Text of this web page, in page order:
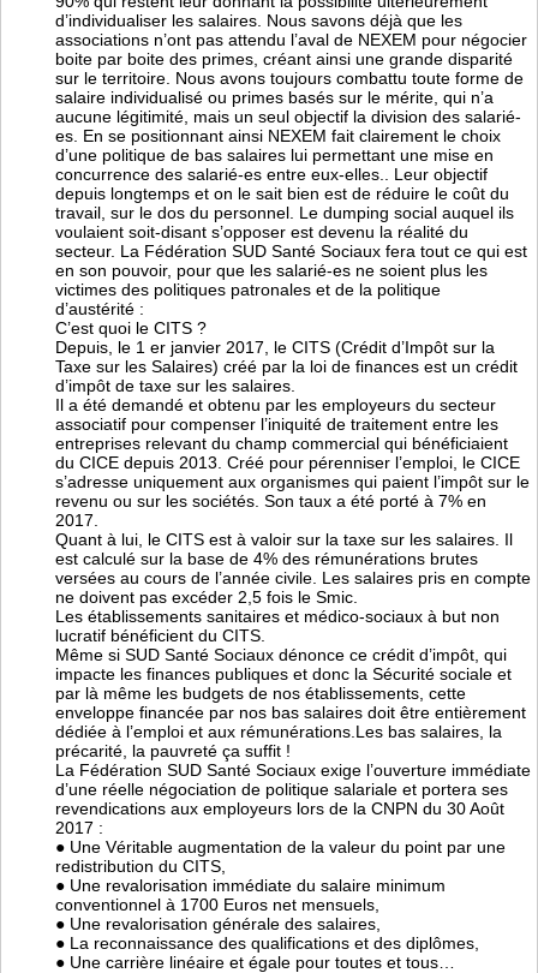
d’individualiser les salaires. Nous savons déjà que les
associations n’ont pas attendu l’aval de NEXEM pour négocier
boite par boite des primes, créant ainsi une grande disparité
sur le territoire. Nous avons toujours combattu toute forme de
salaire individualisé ou primes basés sur le mérite, qui n’a
aucune légitimité, mais un seul objectif la division des salarié-
es. En se positionnant ainsi NEXEM fait clairement le choix
d’une politique de bas salaires lui permettant une mise en
concurrence des salarié-es entre eux-elles.. Leur objectif
depuis longtemps et on le sait bien est de réduire le coût du
travail, sur le dos du personnel. Le dumping social auquel ils
voulaient soit-disant s’opposer est devenu la réalité du
secteur. La Fédération SUD Santé Sociaux fera tout ce qui est
en son pouvoir, pour que les salarié-es ne soient plus les
victimes des politiques patronales et de la politique
d’austérité :
C’est quoi le CITS ?
Depuis, le 1 er janvier 2017, le CITS (Crédit d’Impôt sur la
Taxe sur les Salaires) créé par la loi de finances est un crédit
d’impôt de taxe sur les salaires.
Il a été demandé et obtenu par les employeurs du secteur
associatif pour compenser l’iniquité de traitement entre les
entreprises relevant du champ commercial qui bénéficiaient
du CICE depuis 2013. Créé pour pérenniser l’emploi, le CICE
s’adresse uniquement aux organismes qui paient l’impôt sur le
revenu ou sur les sociétés. Son taux a été porté à 7% en
2017.
Quant à lui, le CITS est à valoir sur la taxe sur les salaires. Il
est calculé sur la base de 4% des rémunérations brutes
versées au cours de l’année civile. Les salaires pris en compte
ne doivent pas excéder 2,5 fois le Smic.
Les établissements sanitaires et médico-sociaux à but non
lucratif bénéficient du CITS.
Même si SUD Santé Sociaux dénonce ce crédit d’impôt, qui
impacte les finances publiques et donc la Sécurité sociale et
par là même les budgets de nos établissements, cette
enveloppe financée par nos bas salaires doit être entièrement
dédiée à l’emploi et aux rémunérations.Les bas salaires, la
précarité, la pauvreté ça suffit !
La Fédération SUD Santé Sociaux exige l’ouverture immédiate
d’une réelle négociation de politique salariale et portera ses
revendications aux employeurs lors de la CNPN du 30 Août
2017 :
● Une Véritable augmentation de la valeur du point par une
redistribution du CITS,
● Une revalorisation immédiate du salaire minimum
conventionnel à 1700 Euros net mensuels,
● Une revalorisation générale des salaires,
● La reconnaissance des qualifications et des diplômes,
● Une carrière linéaire et égale pour toutes et tous…